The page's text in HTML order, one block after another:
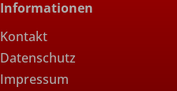
Informationen
Kontakt
Datenschutz
Impressum